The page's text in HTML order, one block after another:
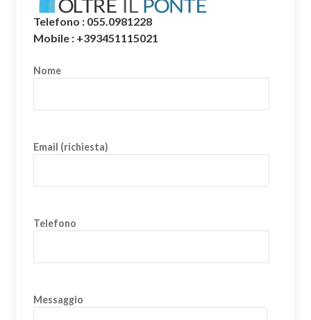
Telefono : 055.0981228
Mobile : +393451115021
Nome
Email (richiesta)
Telefono
Messaggio